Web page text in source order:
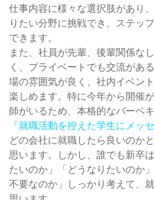
仕事内容に様々な選択肢があり
りたい分野に挑戦でき、ステッ
できます。
また、社員が先輩、後輩関係な
く、プライベートでも交流があ
場の雰囲気が良く、社内イベン
楽しめます。特に今年から開催
師がいるため、本格的なバーベ
『就職活動を控えた学生にメッ
どの会社に就職したら良いのか
思います。しかし、誰でも新卒
たいのか」「どうなりたいのか
不要なのか」しっかり考えて、